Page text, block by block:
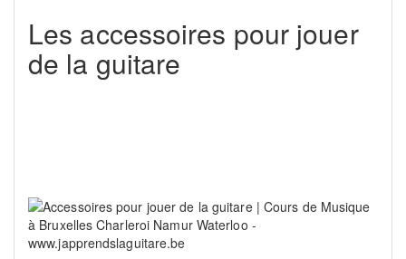
Les accessoires pour jouer
de la guitare